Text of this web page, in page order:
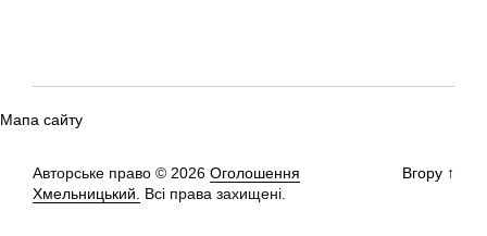
Мапа сайту
Авторське право © 2026 Оголошення
Хмельницький.
Всі права захищені.
Вгору ↑